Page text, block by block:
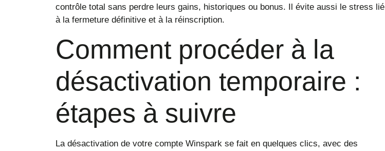
contrôle total sans perdre leurs gains, historiques ou bonus. Il évite aussi le stress lié
à la fermeture définitive et à la réinscription.
Comment procéder à la
désactivation temporaire :
étapes à suivre
La désactivation de votre compte Winspark se fait en quelques clics, avec des